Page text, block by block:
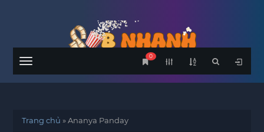
Menu
0
Trang chủ »Ananya Panday